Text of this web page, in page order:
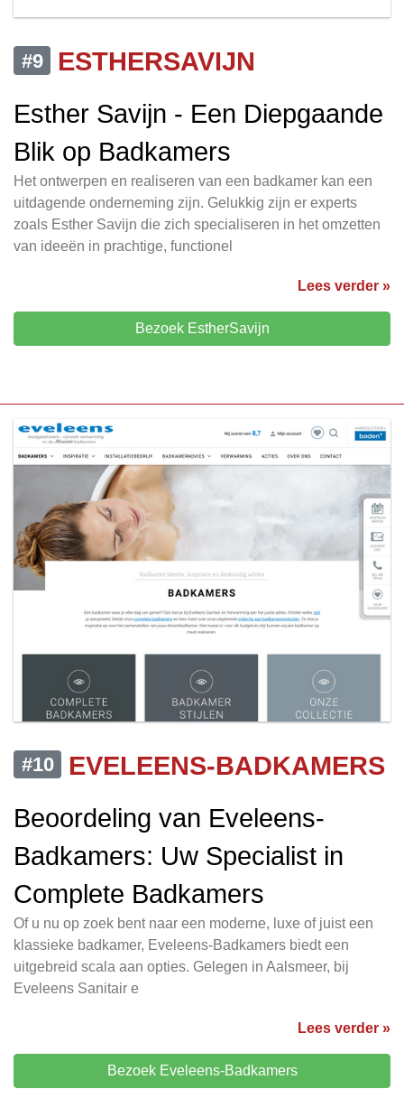
#9
ESTHERSAVIJN
Esther Savijn - Een Diepgaande
Blik op Badkamers
Het ontwerpen en realiseren van een badkamer kan een
uitdagende onderneming zijn. Gelukkig zijn er experts
zoals Esther Savijn die zich specialiseren in het omzetten
van ideeën in prachtige, functionel
Lees verder »
Bezoek EstherSavijn
#10
EVELEENS-BADKAMERS
Beoordeling van Eveleens-
Badkamers: Uw Specialist in
Complete Badkamers
Of u nu op zoek bent naar een moderne, luxe of juist een
klassieke badkamer, Eveleens-Badkamers biedt een
uitgebreid scala aan opties. Gelegen in Aalsmeer, bij
Eveleens Sanitair e
Lees verder »
Bezoek Eveleens-Badkamers